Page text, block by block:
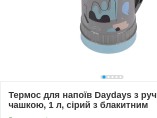
Термос для напоїв Daydays з
чашкою, 1 л, сірий з блакитним